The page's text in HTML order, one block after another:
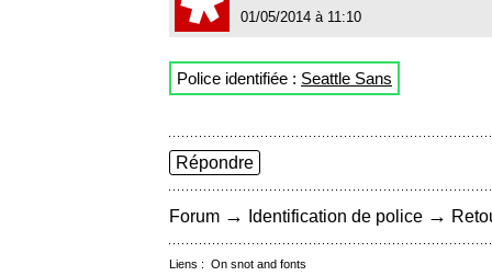
01/05/2014 à 11:10
Police identifiée : Seattle Sans
Répondre
Forum → Identification de police →
Liens : On snot and fonts